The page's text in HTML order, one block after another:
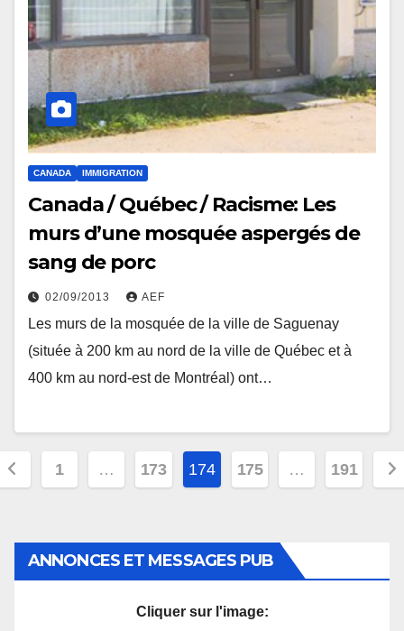
CANADA IMMIGRATION
Canada / Québec / Racisme: Les
murs d’une mosquée aspergés de
sang de porc
02/09/2013 AEF
Les murs de la mosquée de la ville de Saguenay
(située à 200 km au nord de la ville de Québec et à
400 km au nord-est de Montréal) ont…
1 … 173 174 175 … 191
ANNONCES ET MESSAGES PUB
Cliquer sur l'image: